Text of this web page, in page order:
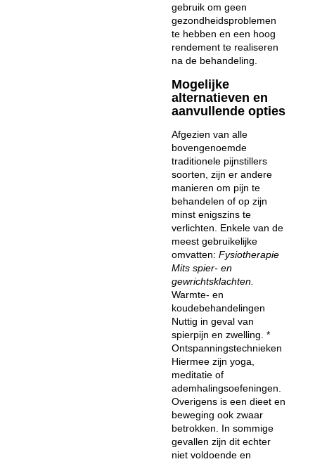
gebruik om geen
gezondheidsproblemen
te hebben en een hoog
rendement te realiseren
na de behandeling.
Mogelijke
alternatieven en
aanvullende opties
Afgezien van alle
bovengenoemde
traditionele pijnstillers
soorten, zijn er andere
manieren om pijn te
behandelen of op zijn
minst enigszins te
verlichten. Enkele van de
meest gebruikelijke
omvatten: Fysiotherapie
Mits spier- en
gewrichtsklachten.
Warmte- en
koudebehandelingen
Nuttig in geval van
spierpijn en zwelling. *
Ontspanningstechnieken
Hiermee zijn yoga,
meditatie of
ademhalingsoefeningen.
Overigens is een dieet en
beweging ook zwaar
betrokken. In sommige
gevallen zijn dit echter
niet voldoende en